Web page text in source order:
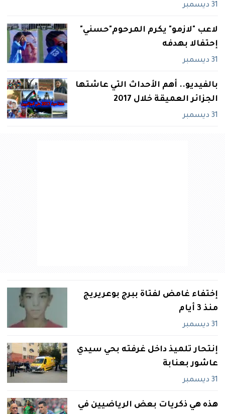
31 ديسمبر
لاعب "لازمو" يكرم المرحوم"حسني"
إحتفالا بهدفه
31 ديسمبر
بالفيديو.. أهم الأحداث التي عاشتها
الجزائر العميقة خلال 2017
31 ديسمبر
إختفاء غامض لفتاة ببرج بوعريريج
منذ 3 أيام
31 ديسمبر
إنتحار تلميذ داخل غرفته بحي سيدي
عاشور بعنابة
31 ديسمبر
هذه هي ذكريات بعض الرياضيين في